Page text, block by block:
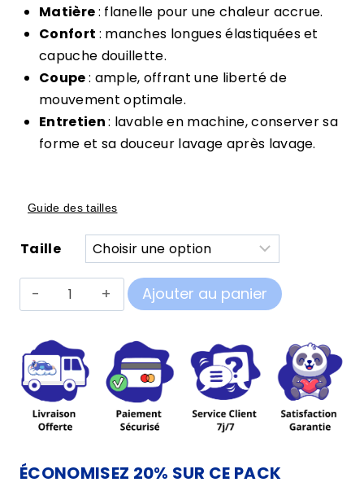
clientMatière: flanelle pour une chaleur accrue.
Confort : manches longues élastiquées et
capuche douillette.
Coupe: ample, offrant une liberté de
mouvement optimale.
Entretien: lavable en machine, conserver sa
forme et sa douceur lavage après lavage.
Guide des tailles
Taille
quantité
de
Pilou
Mouton
Ajouter au panier
ÉCONOMISEZ 20% SUR CE PACK